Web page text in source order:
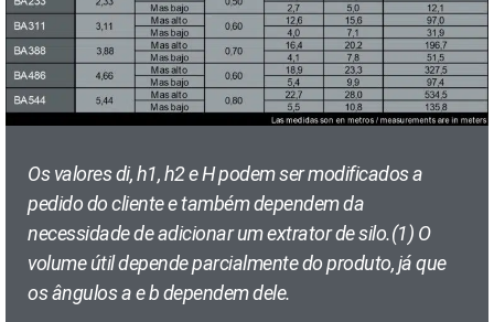
Os valores di, h1, h2 e H podem ser modificados a
pedido do cliente e também dependem da
necessidade de adicionar um extrator de silo.(1) O
volume útil depende parcialmente do produto, já que
os ângulos a e b dependem dele.